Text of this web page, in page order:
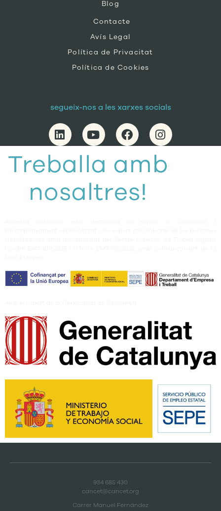
Blog
Contacte
Avís Legal
Política de Privacitat
Política de Cookies
segueix-nos a les xarxes socials
Treballa amb
nosaltres!
Carrer Manuel Fernández
934 685 430
cancet@cancet.org